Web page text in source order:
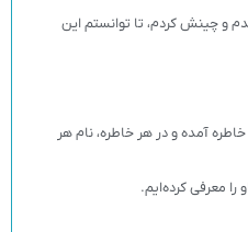
و چینش کردم، تا توانستم این
وی تصریح کرد: در این کتاب، ۳۵ تا ۴۰ خاطره آمده و در هر خاطره، نام هر
معرفی کرده‌ایم.